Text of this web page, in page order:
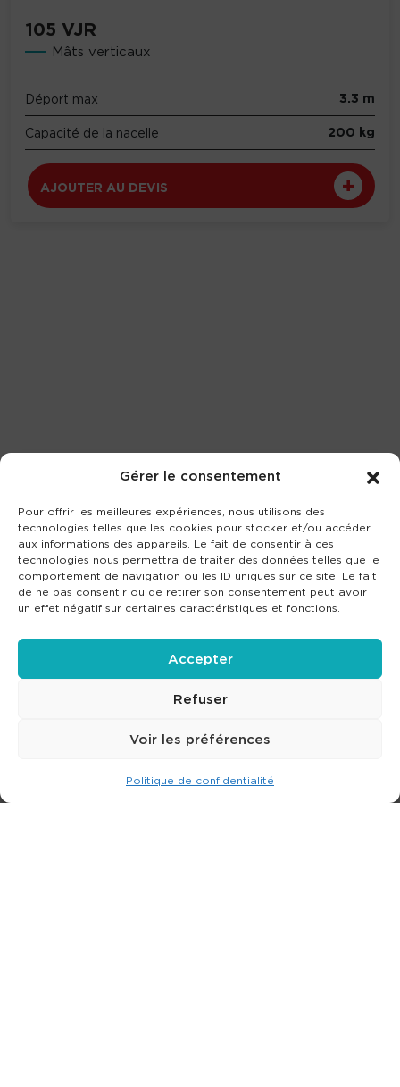
Gérer le consentement
Pour offrir les meilleures expériences, nous utilisons des
technologies telles que les cookies pour stocker et/ou accéder
aux informations des appareils. Le fait de consentir à ces
technologies nous permettra de traiter des données telles que le
comportement de navigation ou les ID uniques sur ce site. Le fait
de ne pas consentir ou de retirer son consentement peut avoir
un effet négatif sur certaines caractéristiques et fonctions.
Accepter
Refuser
Voir les préférences
Politique de confidentialité
105 VJR
Mâts verticaux
Déport max 3.3 m
Capacité de la nacelle 200 kg
AJOUTER AU DEVIS